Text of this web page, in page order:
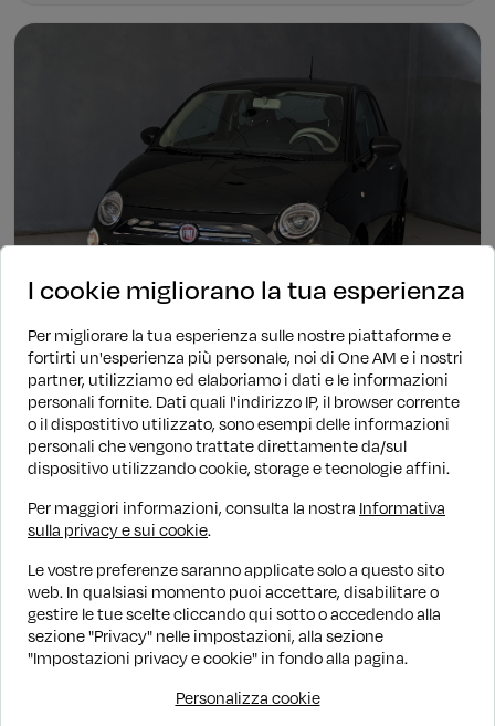
Ibrida Manuale 42.317 KM 2023
Fiat 500
1.0 Hybrid 70cv Cult
€ 10.290 € 11.790 PROMO WOW
Finanziamento
1
I cookie migliorano la tua esperienza
Per migliorare la tua esperienza sulle nostre piattaforme e
fortirti un'esperienza più personale, noi di One AM e i nostri
partner, utilizziamo ed elaboriamo i dati e le informazioni
personali fornite. Dati quali l'indirizzo IP, il browser corrente
o il dispostitivo utilizzato, sono esempi delle informazioni
personali che vengono trattate direttamente da/sul
dispositivo utilizzando cookie, storage e tecnologie affini.
Per maggiori informazioni, consulta la nostra Informativa
sulla privacy e sui cookie.
Le vostre preferenze saranno applicate solo a questo sito
web. In qualsiasi momento puoi accettare, disabilitare o
gestire le tue scelte cliccando qui sotto o accedendo alla
sezione "Privacy" nelle impostazioni, alla sezione
"Impostazioni privacy e cookie" in fondo alla pagina.
Personalizza cookie